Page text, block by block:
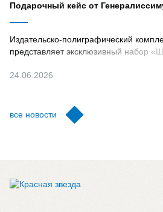
все новости
Подарочный кейс от
Издательско-полиграфический
представляет эксклюзивный набор
24.06.2026